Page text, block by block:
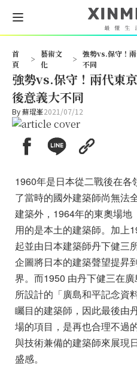
首
頁
>
藝術文
化
>
強勢vs.保守！
不同
強勢vs.保守！兩代東
後意義大不同
By蘇琨峯2021/07/12
1960年是日本從二戰後在
了當時的國外建築師尚無法
建築外，1964年的東奧場
用的是本土的建築師。加上
起並由日本建築師丹下健三
企圖將日本的建築聲望提昇
界。而1950 由丹下健三在
所設計的「廣島和平記念資
矚目的建築師，因此最後由
場的項目，是再也合理不過
與技術兼備的建築師來展現
盛感。